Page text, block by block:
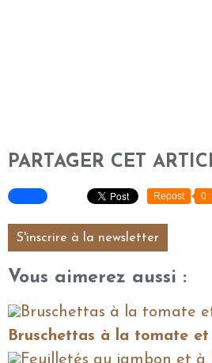
PARTAGER CET
Repost 0
S'inscrire à la newsletter
Vous aimerez aussi :
Bruschettas à la tomate